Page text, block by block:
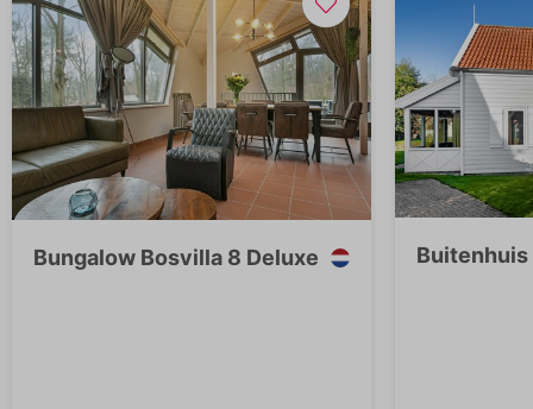
Bungalow Bosvilla 8 Deluxe Buitenhuis